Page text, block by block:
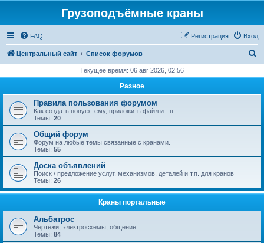
Грузоподъёмные краны
FAQ Вход
Регистрация
Центральный сайт Список форумов
с
Текущее время: 06 авг 2026, 02:56
Разное
Правила пользования форумом
Как создать новую тему, приложить файл и т.п.
Темы: 20
Общий форум
Форум на любые темы связанные с кранами.
Темы: 55
Доска объявлений
Поиск / предложение услуг, механизмов, деталей и т.п. для кранов
Темы: 26
Краны портальные
Альбатрос
Чертежи, электросхемы, общение...
Темы: 84